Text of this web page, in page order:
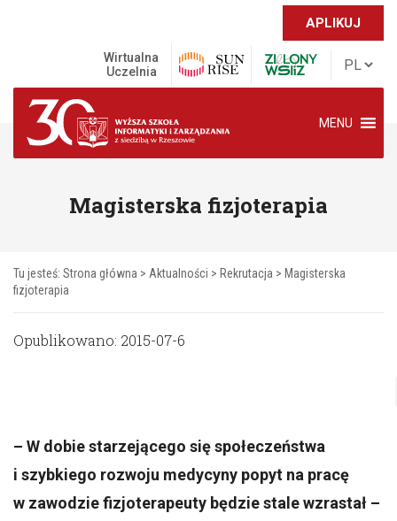
APLIKUJ
Wirtualna
Uczelnia
MENU
Magisterska fizjoterapia
Tu jesteś: Strona główna > Aktualności > Rekrutacja > Magisterska
fizjoterapia
Opublikowano: 2015-07-6
– W dobie starzejącego się społeczeństwa
i szybkiego rozwoju medycyny popyt na pracę
w zawodzie fizjoterapeuty będzie stale wzrastał –